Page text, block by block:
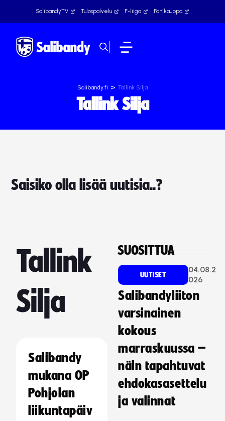
SalibandyTV Tulospalvelu F-liiga Fanikauppa
Salibandy.fi > Tallink Silja
Tallink Silja
Saisiko olla lisää uutisia..?
Tallink
Silja
Salibandy
mukana OP
Pohjolan
liikuntapäiv
SUOSITTUA
UUTISET
04.08.2
026
Salibandyliiton
varsinainen
kokous
marraskuussa –
näin tapahtuvat
ehdokasasettelu
ja valinnat